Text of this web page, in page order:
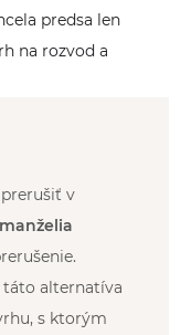
predsa len
na rozvod a
v
táto alternatíva
s ktorým